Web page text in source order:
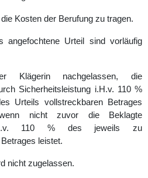
Kosten der Berufung zu tragen.
angefochtene Urteil sind vorläufig
Klägerin nachgelassen, die
Sicherheitsleistung i.H.v. 110 %
Urteils vollstreckbaren Betrages
wenn nicht zuvor die Beklagte
110 % des jeweils zu
leistet.
nicht zugelassen.